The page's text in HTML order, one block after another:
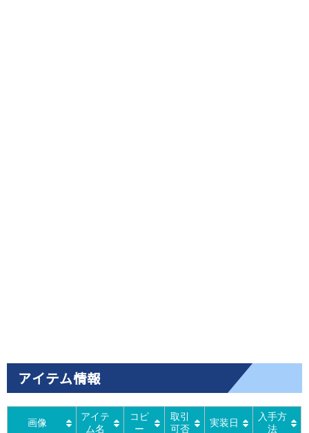
アイテム情報
画像
アイテ
ム名
コピ
ー
取引
可否
実装日
入手方
法